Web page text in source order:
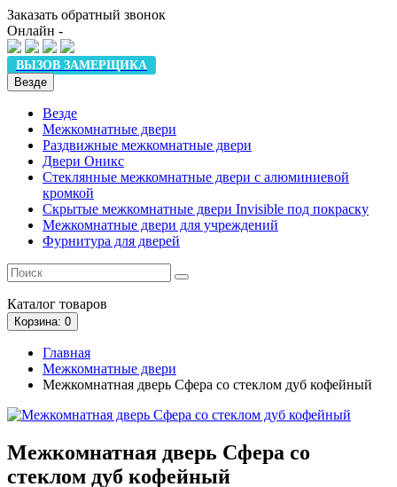
Заказать обратный звонок
Онлайн -
ВЫЗОВ ЗАМЕРЩИКА
Везде
Везде
Межкомнатные двери
Раздвижные межкомнатные двери
Двери Оникс
Стеклянные межкомнатные двери с алюминиевой
кромкой
Скрытые межкомнатные двери Invisible под покраску
Межкомнатные двери для учреждений
Фурнитура для дверей
Каталог товаров
Корзина: 0
Главная
Межкомнатные двери
Межкомнатная дверь Сфера со стеклом дуб кофейный
Межкомнатная дверь Сфера со
стеклом дуб кофейный